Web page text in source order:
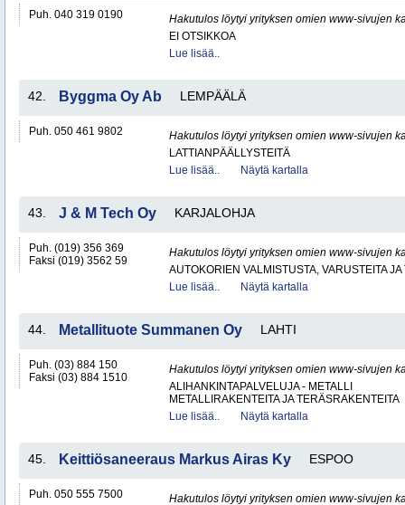
Puh. 040 319 0190
Hakutulos löytyi yrityksen omien www-sivujen
EI OTSIKKOA
Lue lisää..
42. Byggma Oy Ab LEMPÄÄLÄ
Puh. 050 461 9802
Hakutulos löytyi yrityksen omien www-sivujen
LATTIANPÄÄLLYSTEITÄ
Lue lisää..
Näytä kartalla
43. J & M Tech Oy KARJALOHJA
Puh. (019) 356 369
Faksi (019) 3562 59
Hakutulos löytyi yrityksen omien www-sivujen
AUTOKORIEN VALMISTUSTA, VARUSTEITA JA
Lue lisää..
Näytä kartalla
44. Metallituote Summanen Oy LAHTI
Puh. (03) 884 150
Faksi (03) 884 1510
Hakutulos löytyi yrityksen omien www-sivujen
ALIHANKINTAPALVELUJA - METALLI
METALLIRAKENTEITA JA TERÄSRAKENTEITA
Lue lisää..
Näytä kartalla
45. Keittiösaneeraus Markus Airas Ky ESPOO
Puh. 050 555 7500 Hakutulos löytyi yrityksen omien www-sivujen